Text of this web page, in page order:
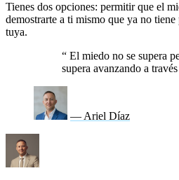
Tienes dos opciones: permitir que el
demostrarte a ti mismo que ya no
tuya.
“ El miedo no se supera
supera avanzando a
— Ariel Díaz